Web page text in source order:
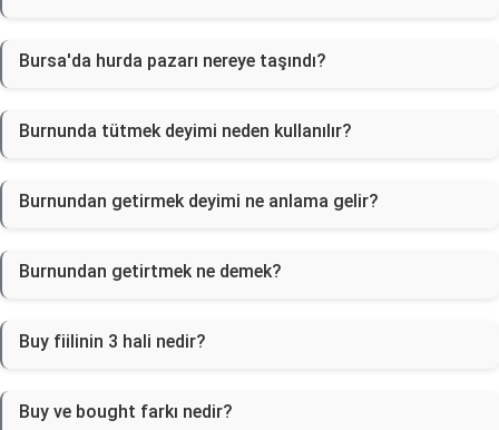
Bursa'da hurda pazarı nereye taşındı?
Burnunda tütmek deyimi neden kullanılır?
Burnundan getirmek deyimi ne anlama gelir?
Burnundan getirtmek ne demek?
Buy fiilinin 3 hali nedir?
Buy ve bought farkı nedir?